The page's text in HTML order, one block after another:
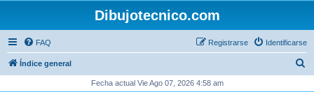
Dibujotecnico.com
FAQ Identificarse
Registrarse
Índice general
Fecha actual Vie Ago 07, 2026 4:58 am